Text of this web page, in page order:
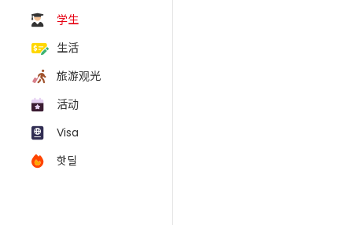
学生
生活
旅游观光
活动
Visa
핫딜